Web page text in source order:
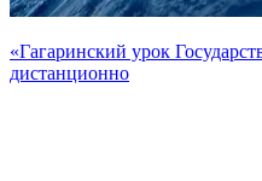
«Гагаринский урок
дистанционно